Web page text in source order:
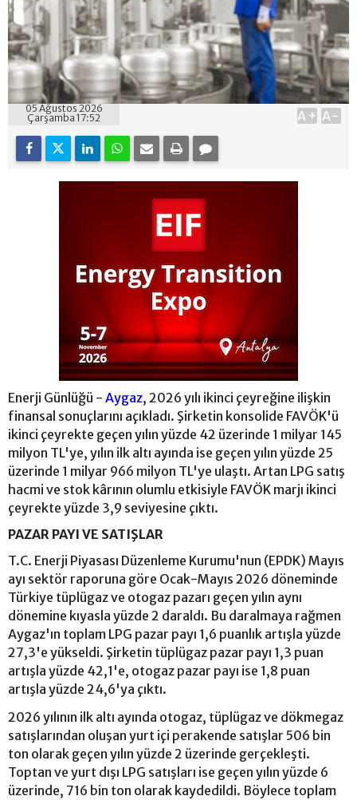
05 Ağustos 2026
Çarşamba 17:52
A+ A-
Enerji Günlüğü - Aygaz, 2026 yılı ikinci çeyreğine ilişkin
finansal sonuçlarını açıkladı. Şirketin konsolide FAVÖK'ü
ikinci çeyrekte geçen yılın yüzde 42 üzerinde 1 milyar 145
milyon TL'ye, yılın ilk altı ayında ise geçen yılın yüzde 25
üzerinde 1 milyar 966 milyon TL'ye ulaştı. Artan LPG satış
hacmi ve stok kârının olumlu etkisiyle FAVÖK marjı ikinci
çeyrekte yüzde 3,9 seviyesine çıktı.
PAZAR PAYI VE SATIŞLAR
T.C. Enerji Piyasası Düzenleme Kurumu'nun (EPDK) Mayıs
ayı sektör raporuna göre Ocak-Mayıs 2026 döneminde
Türkiye tüplügaz ve otogaz pazarı geçen yılın aynı
dönemine kıyasla yüzde 2 daraldı. Bu daralmaya rağmen
Aygaz'ın toplam LPG pazar payı 1,6 puanlık artışla yüzde
27,3'e yükseldi. Şirketin tüplügaz pazar payı 1,3 puan
artışla yüzde 42,1'e, otogaz pazar payı ise 1,8 puan
artışla yüzde 24,6'ya çıktı.
2026 yılının ilk altı ayında otogaz, tüplügaz ve dökmegaz
satışlarından oluşan yurt içi perakende satışlar 506 bin
ton olarak geçen yılın yüzde 2 üzerinde gerçekleşti.
Toptan ve yurt dışı LPG satışları ise geçen yılın yüzde 6
üzerinde, 716 bin ton olarak kaydedildi. Böylece toplam